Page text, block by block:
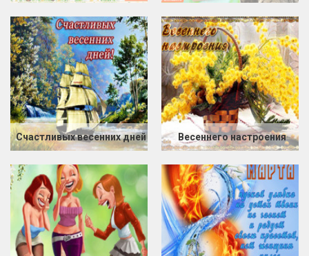
Счастливых весенних дней Весеннего настроения